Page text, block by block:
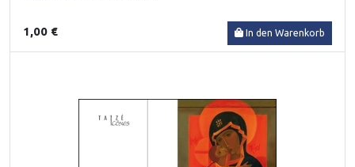
1,00 € In den Warenkorb